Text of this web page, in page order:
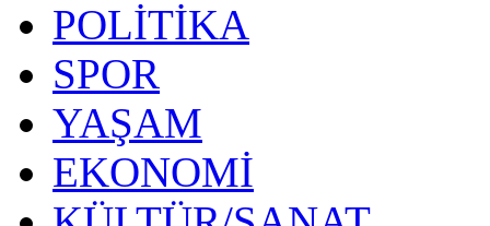
POLİTİKA
SPOR
YAŞAM
EKONOMİ